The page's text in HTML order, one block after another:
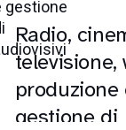
Radio,
televisione,
produzione
gestione di